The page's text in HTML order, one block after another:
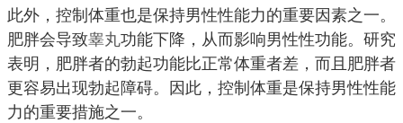
此外，控制体重也是保持男性性能力的重要因素之一。
肥胖会导致睾丸功能下降，从而影响男性性功能。研究
表明，肥胖者的勃起功能比正常体重者差，而且肥胖者
更容易出现勃起障碍。因此，控制体重是保持男性性能
力的重要措施之一。